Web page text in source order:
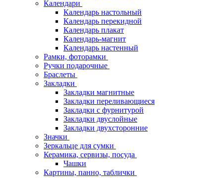
Календари
Календарь настольный
Календарь перекидной
Календарь плакат
Календарь-магнит
Календарь настенный
Рамки, фоторамки
Ручки подарочные
Браслеты
Закладки
Закладки магнитные
Закладки переливающиеся
Закладки с фурнитурой
Закладки двуслойные
Закладки двухсторонние
Значки
Зеркальце для сумки
Керамика, сервизы, посуда
Чашки
Картины, панно, таблички